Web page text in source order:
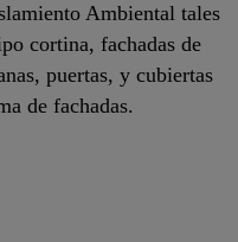
Ambiental tales
cortina, fachadas de
puertas, y cubiertas
de fachadas.